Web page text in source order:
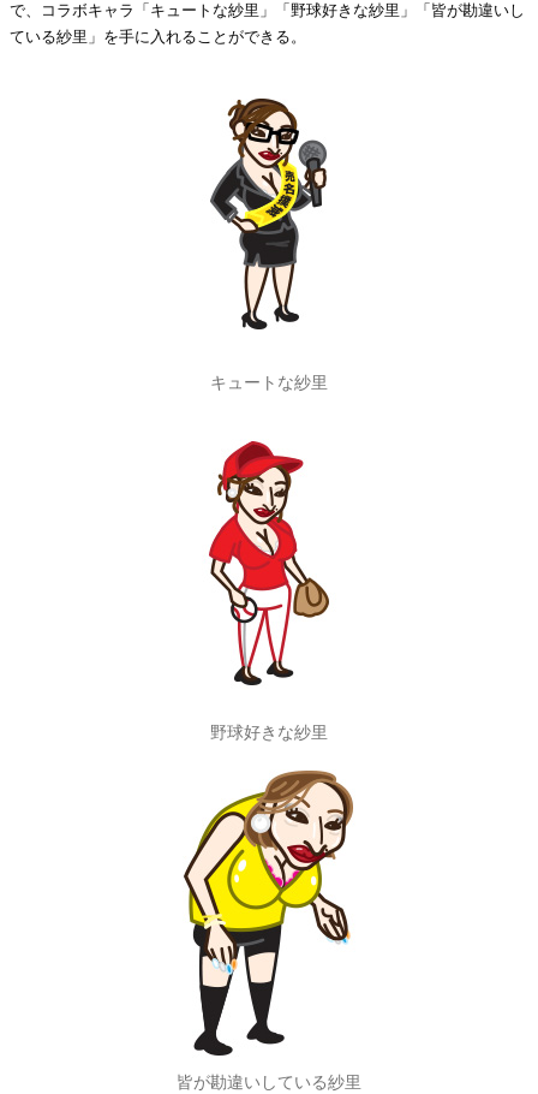
で、コラボキャラ「キュートな紗里」「野球好きな紗里」「皆が勘違いし
ている紗里」を手に入れることができる。
キュートな紗里
野球好きな紗里
皆が勘違いしている紗里